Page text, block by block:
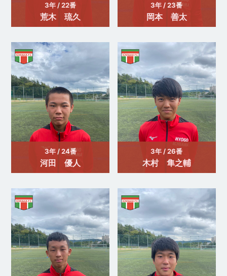
3年 / 22番
荒木 琉久
3年 / 23番
岡本 善太
3年 / 24番
河田 優人
3年 / 26番
木村 隼之輔